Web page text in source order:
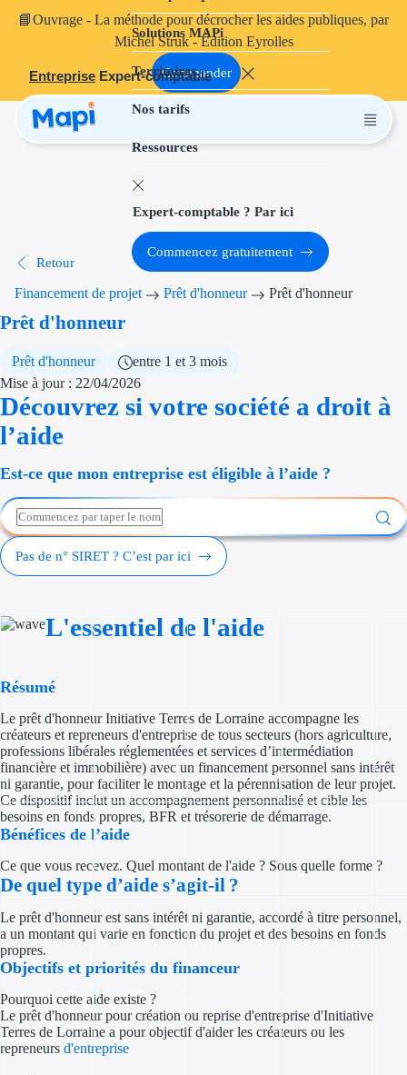
📘Ouvrage - La méthode pour décrocher les aides publiques, par
Michel Struk - Édition Eyrolles
Commander
Entreprise Expert-comptable
Solutions MAPi
Territoires
Nos tarifs
Ressources
Projets finançables
Aides à
Aides
Thématiques
Financement
Création
Aides sans
Subventions
Concours
Réduction des
Investir dans
Crédits &
Expert-comptable ? Par ici
Commencez gratuitement
Retour
Financement de projet Prêt d'honneur Prêt d'honneur
Prêt d'honneur
Prêt d'honneur
entre 1 et 3 mois
Mise à jour : 22/04/2026
Découvrez si votre société a droit à
l’aide
Est-ce que mon entreprise est éligible à l’aide ?
Pas de n° SIRET ? C’est par ici
L'essentiel de l'aide
Résumé
Le prêt d'honneur Initiative Terres de Lorraine accompagne les
créateurs et repreneurs d'entreprise de tous secteurs (hors agriculture,
professions libérales réglementées et services d’intermédiation
financière et immobilière) avec un financement personnel sans intérêt
ni garantie, pour faciliter le montage et la pérennisation de leur projet.
Ce dispositif inclut un accompagnement personnalisé et cible les
besoins en fonds propres, BFR et trésorerie de démarrage.
Bénéfices de l’aide
Ce que vous recevez. Quel montant de l'aide ? Sous quelle forme ?
De quel type d’aide s’agit-il ?
Le prêt d'honneur est sans intérêt ni garantie, accordé à titre personnel,
a un montant qui varie en fonction du projet et des besoins en fonds
propres.
Objectifs et priorités du financeur
Pourquoi cette aide existe ?
Le prêt d'honneur pour création ou reprise d'entreprise d'Initiative
Terres de Lorraine a pour objectif d'aider les créateurs ou les
repreneurs d'entreprise